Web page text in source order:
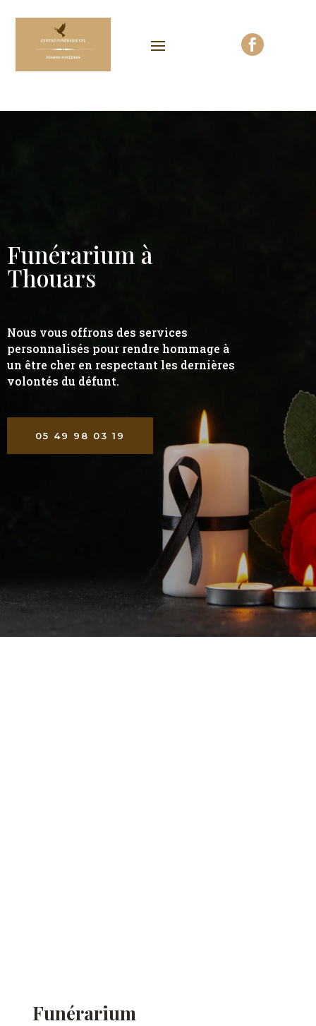

Funérarium à
Thouars
Nous vous offrons des services
personnalisés pour rendre hommage à
un être cher en respectant les dernières
volontés du défunt.
05 49 98 03 19
Funérarium